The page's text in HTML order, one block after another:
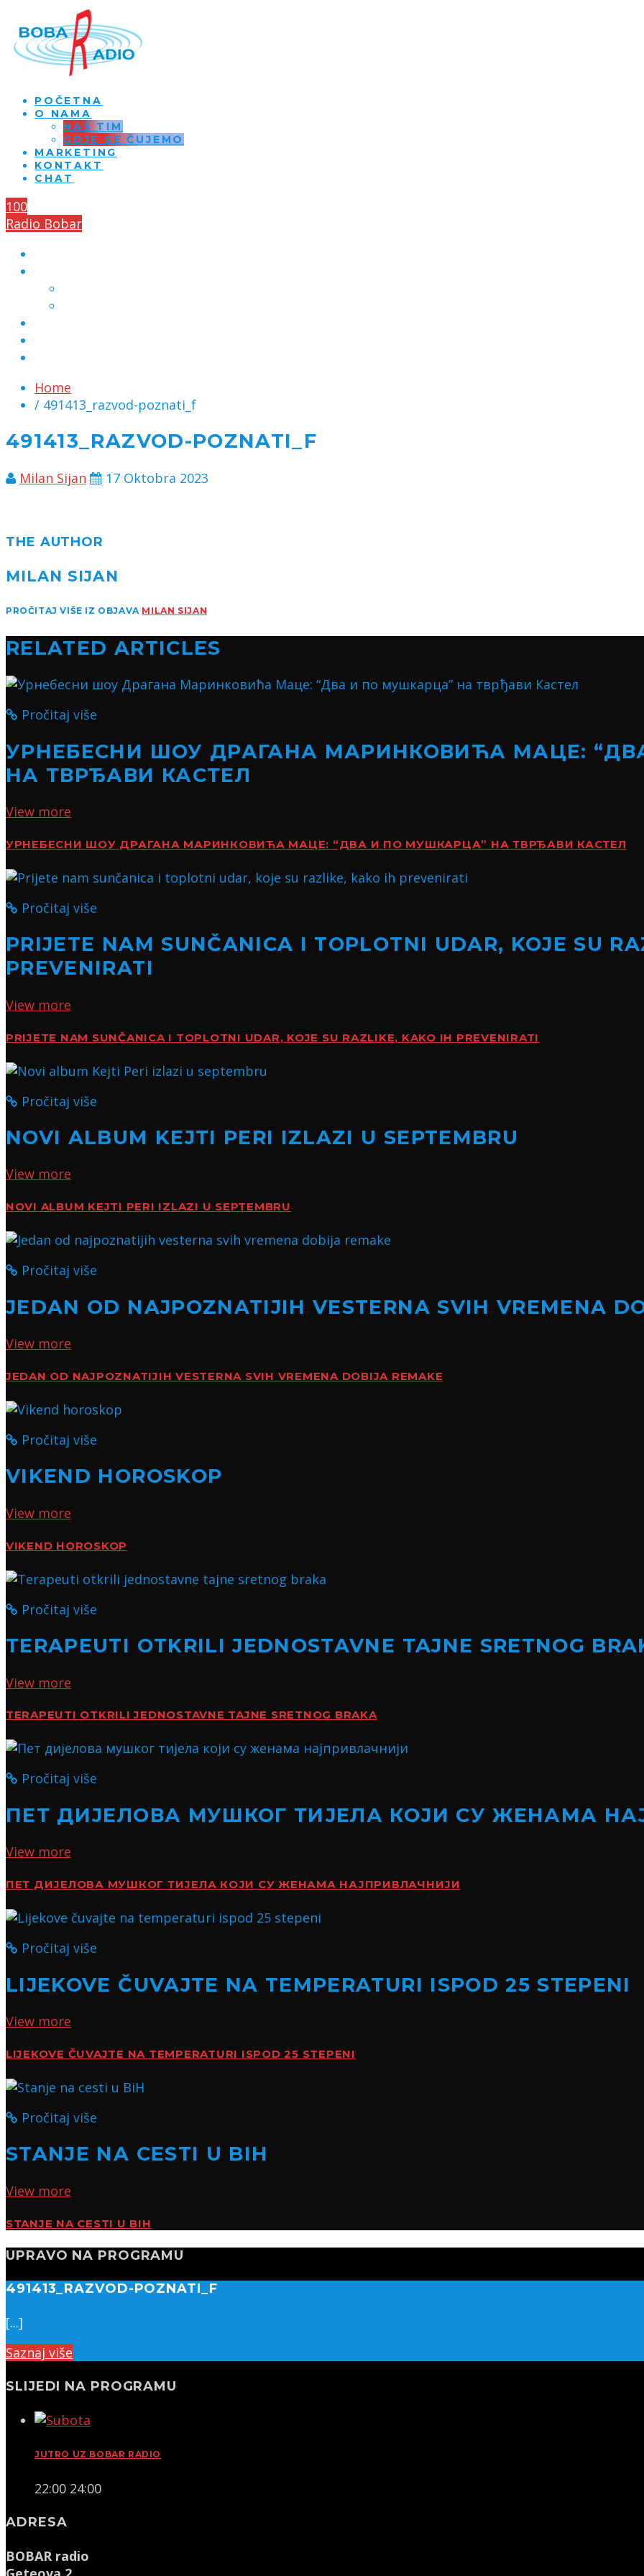
POČETNA
O NAMA
NAŠ TIM
GDJE SE ČUJEMO
MARKETING
KONTAKT
CHAT
100
Radio Bobar
Home
/ 491413_razvod-poznati_f
491413_RAZVOD-POZNATI_F
Milan Sijan 17 Oktobra 2023
THE AUTHOR
MILAN SIJAN
PROČITAJ VIŠE IZ OBJAVA MILAN SIJAN
RELATED ARTICLES
Pročitaj više
УРНЕБЕСНИ ШОУ ДРАГАНА МАРИНКОВИЋА МАЦЕ:
НА ТВРЂАВИ КАСТЕЛ
View more
УРНЕБЕСНИ ШОУ ДРАГАНА МАРИНКОВИЋА МАЦЕ: “ДВА И ПО МУШКАРЦА” НА ТВРЂАВИ КАСТЕЛ
Pročitaj više
PRIJETE NAM SUNČANICA I TOPLOTNI UDAR, KOJE SU
PREVENIRATI
View more
PRIJETE NAM SUNČANICA I TOPLOTNI UDAR, KOJE SU RAZLIKE, KAKO IH PREVENIRATI
Pročitaj više
NOVI ALBUM KEJTI PERI IZLAZI U SEPTEMBRU
View more
NOVI ALBUM KEJTI PERI IZLAZI U SEPTEMBRU
Pročitaj više
JEDAN OD NAJPOZNATIJIH VESTERNA SVIH VREMENA
View more
JEDAN OD NAJPOZNATIJIH VESTERNA SVIH VREMENA DOBIJA REMAKE
Pročitaj više
VIKEND HOROSKOP
View more
VIKEND HOROSKOP
Pročitaj više
TERAPEUTI OTKRILI JEDNOSTAVNE TAJNE SRETNOG
View more
TERAPEUTI OTKRILI JEDNOSTAVNE TAJNE SRETNOG BRAKA
Pročitaj više
ПЕТ ДИЈЕЛОВА МУШКОГ ТИЈЕЛА КОЈИ СУ ЖЕНАМА
View more
ПЕТ ДИЈЕЛОВА МУШКОГ ТИЈЕЛА КОЈИ СУ ЖЕНАМА НАЈПРИВЛАЧНИЈИ
Pročitaj više
LIJEKOVE ČUVAJTE NA TEMPERATURI ISPOD 25 STEPENI
View more
LIJEKOVE ČUVAJTE NA TEMPERATURI ISPOD 25 STEPENI
Pročitaj više
STANJE NA CESTI U BIH
View more
STANJE NA CESTI U BIH
UPRAVO NA PROGRAMU
491413_RAZVOD-POZNATI_F
[...]
Saznaj više
SLIJEDI NA PROGRAMU
JUTRO UZ BOBAR RADIO
22:00 24:00
ADRESA
BOBAR radio